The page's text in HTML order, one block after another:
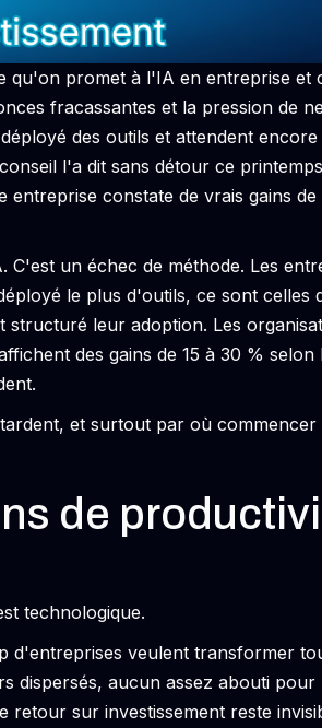
qu'on promet à l'IA en entreprise et
fracassantes et la pression de
des outils et attendent encore
l'a dit sans détour ce
constate de vrais gains
C'est un échec de méthode. Les
le plus d'outils, ce sont celles
structuré leur adoption. Les
des gains de 15 à 30 % selon
et surtout par où
de
technologique.
d'entreprises veulent transformer
dispersés, aucun assez abouti
retour sur investissement reste